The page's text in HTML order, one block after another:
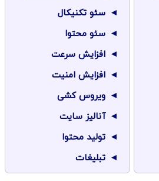
سئو تکنیکال
سئو محتوا
افزایش سرعت
افزایش امنیت
ویروس کشی
آنالیز سایت
تولید محتوا
تبلیغات